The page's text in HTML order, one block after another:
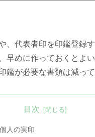
、代表者印を印鑑登録
早めに作っておくとよい
が必要な書類は減っ
目次
個人の実印